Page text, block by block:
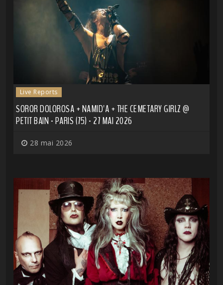
Live Reports
SOROR DOLOROSA + NAMID'A + THE CEMETARY GIRLZ @
PETIT BAIN - PARIS (75) - 27 MAI 2026
28 mai 2026